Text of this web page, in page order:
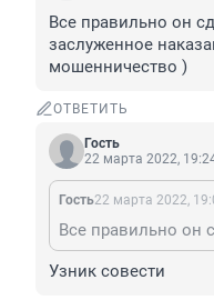
Все правильно он
заслуженное
мошенничество )
ОТВЕТИТЬ
Гость
22 марта 2022,
Гость22 марта 2022,
Узник совести